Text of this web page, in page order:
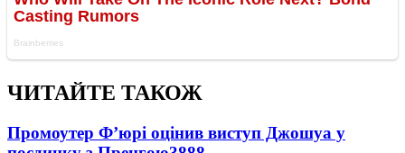
ЧИТАЙТЕ ТАКОЖ
Промоутер Ф’юрі оцінив виступ Джошуа у